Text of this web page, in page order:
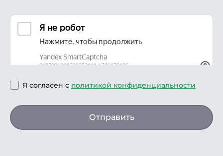
Я согласен с политикой конфиденциальности
Отправить